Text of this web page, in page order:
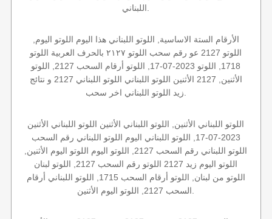
الأرقام الستة الاساسية, اللوتو اللبناني هذا اليوم اللوتو اليوم,
اللوتو 2127 عو رقم سحب اللوتو ٢١٢٧ بالحرف العربية اللوتو
1718, اللوتو 2023-07-17, اللوتو أرقام السحب 2127, اللوتو
الأثنين, 2127 الأثنين اللوتو اللبناني اللوتو اللبناني 2127 و نتائج
اللوتو اللبناني الأثنين, اللوتو اللبناني الأثنين اللوتو اللبناني الأثنين
2023-07-17, اللوتو اللبناني اليوم اللوتو اللبناني رقم السحب
اللوتو اللبناني رقم السحب 2127, اللوتو اليوم اللوتو اليوم الأثنين,
اللوتو اليوم زيد 2127 اللوتو رقم السحب 2127, اللوتو لبنان
اللوتو من لبنان, اللوتو أرقام السحب 1715, اللوتو اللبناني أرقام